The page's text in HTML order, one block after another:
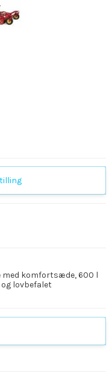
med komfortsæde, 600 l
lovbefalet